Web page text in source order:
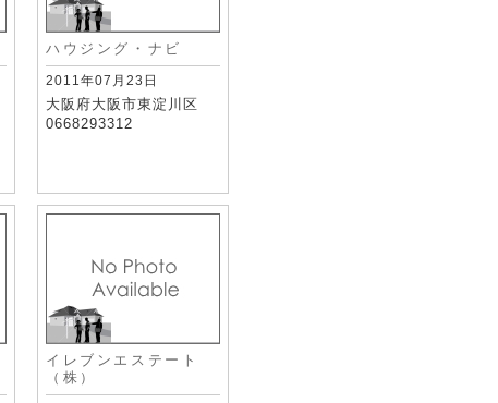
ハウジング・ナビ
2011年07月23日
大阪府大阪市東淀川区
0668293312
イレブンエステート
（株）